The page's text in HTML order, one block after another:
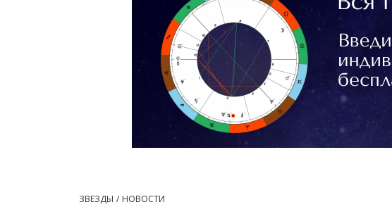
ЗВЕЗДЫ НОВОСТИ